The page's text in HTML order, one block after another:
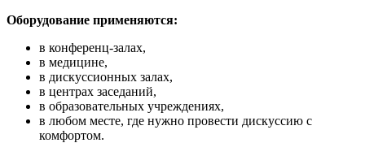
Оборудование применяются:
в конференц-залах,
в медицине,
в дискуссионных залах,
в центрах заседаний,
в образовательных учреждениях,
в любом месте, где нужно провести дискуссию с
комфортом.